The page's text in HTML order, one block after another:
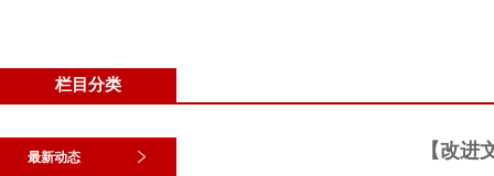
栏目分类
最新动态 【改进